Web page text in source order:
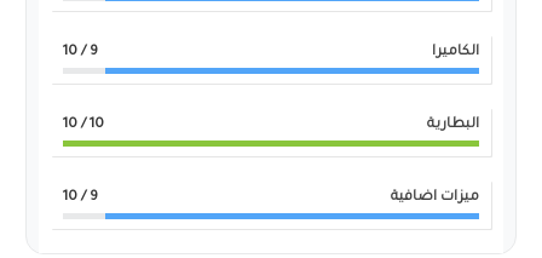
الكاميرا 9
/ 10
البطارية 10
/ 10
ميزات اضافية 9
/ 10